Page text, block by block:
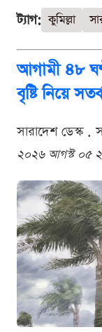
ট্যাগ: কুমিল্লা
আগামী ৪৮
বৃষ্টি নিয়ে
সারাদেশ ডেস্ক .
২০২৬ আগস্ট ০৫